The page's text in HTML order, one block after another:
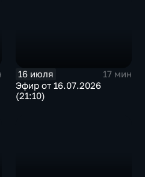
16 июля
17 мин
Эфир от 16.07.2026
(21:10)